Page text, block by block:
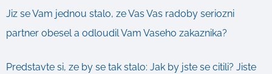
Jiz se Vam jednou stalo, ze Vas Vas radoby seriozni
partner obesel a odloudil Vam Vaseho zakaznika?
Predstavte si, ze by se tak stalo: Jak by jste se citili? Jiste